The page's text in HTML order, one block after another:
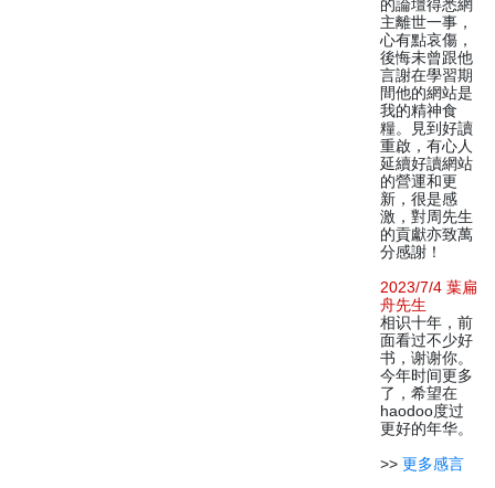
的論壇得悉網
主離世一事，
心有點哀傷，
後悔未曾跟他
言謝在學習期
間他的網站是
我的精神食
糧。見到好讀
重啟，有心人
延續好讀網站
的營運和更
新，很是感
激，對周先生
的貢獻亦致萬
分感謝！
2023/7/4 葉扁
舟先生
相识十年，前
面看过不少好
书，谢谢你。
今年时间更多
了，希望在
haodoo度过
更好的年华。
>> 更多感言